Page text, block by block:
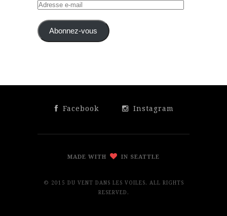
Adresse
mail Abonnez-vous
Facebook Instagram
MADE WITH IN SEATTLE
© 2015 DU VENT DANS LES VOILES. ALL RIGHTS
RESERVED.